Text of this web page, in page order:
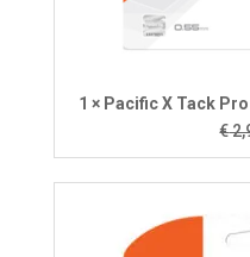
1 × Pacific X Tack
€